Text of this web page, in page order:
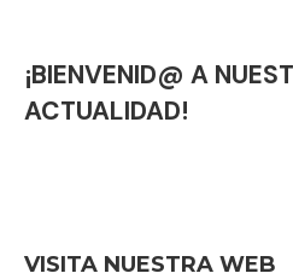
¡BIENVENID@ A
ACTUALIDAD!
VISITA NUESTRA WEB